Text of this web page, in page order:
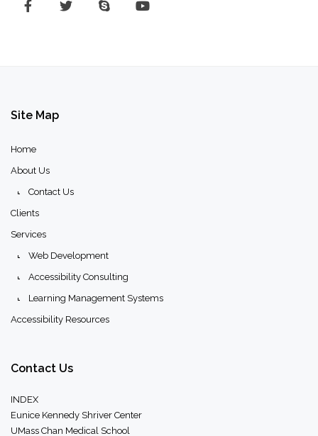
b
o
k
e
Site Map
Home
About Us
Contact Us
Clients
Services
Web Development
Accessibility Consulting
Learning Management Systems
Accessibility Resources
Contact Us
INDEX
Eunice Kennedy Shriver Center
UMass Chan Medical School